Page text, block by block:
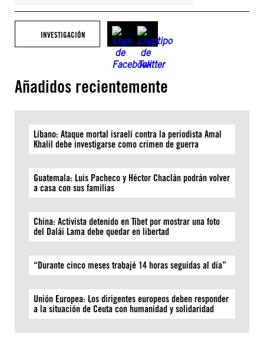
INVESTIGACIÓN
Añadidos recientemente
Líbano: Ataque mortal israelí contra la periodista Amal
Khalil debe investigarse como crimen de guerra
Guatemala: Luis Pacheco y Héctor Chaclán podrán volver
a casa con sus familias
China: Activista detenido en Tíbet por mostrar una foto
del Dalái Lama debe quedar en libertad
“Durante cinco meses trabajé 14 horas seguidas al día”
Unión Europea: Los dirigentes europeos deben responder
a la situación de Ceuta con humanidad y solidaridad